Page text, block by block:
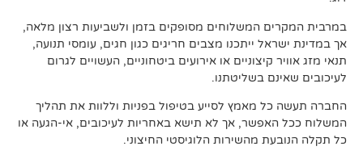
המשלוחים מסופקים בזמן ולשביעות רצון מלאה,
ייתכנו מצבים חריגים כגון חגים, עומסי תנועה,
או אירועים ביטחוניים, העשויים לגרום
בשליטתנו.
מאמץ לסייע בטיפול בפניות וללוות את תהליך
אך לא תישא באחריות לעיכובים, אי-הגעה או
מהשירות הלוגיסטי החיצוני.